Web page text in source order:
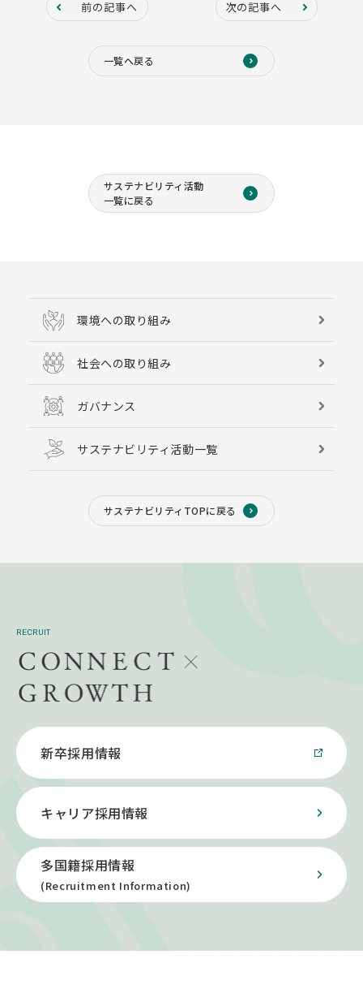
前の記事へ 次の記事へ
一覧へ戻る
サステナビリティ活動
一覧に戻る
環境への取り組み
社会への取り組み
ガバナンス
サステナビリティ活動一覧
サステナビリティTOPに戻る
RECRUIT
新卒採用情報
キャリア採用情報
多国籍採用情報
(Recruitment Information)